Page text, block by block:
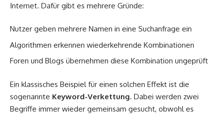
Internet. Dafür gibt es mehrere Gründe:
Nutzer geben mehrere Namen in eine Suchanfrage ein
Algorithmen erkennen wiederkehrende Kombinationen
Foren und Blogs übernehmen diese Kombination ungeprüft
Ein klassisches Beispiel für einen solchen Effekt ist die
sogenannte Keyword-Verkettung. Dabei werden zwei
Begriffe immer wieder gemeinsam gesucht, obwohl es